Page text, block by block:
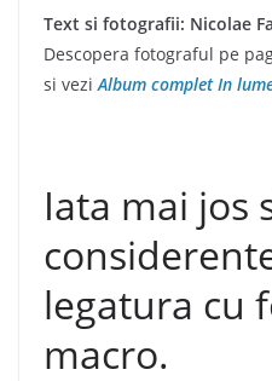
Text si fotografii: Nicolae
Descopera fotograful pe
si veziAlbum complet In
Iata mai jos
legatura cu
macro.